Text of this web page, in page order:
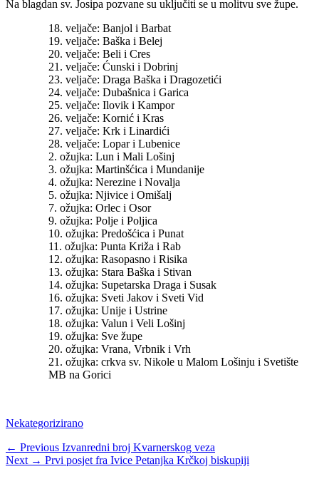
Na blagdan sv. Josipa pozvane su uključiti se u molitvu sve župe.
18. veljače: Banjol i Barbat
19. veljače: Baška i Belej
20. veljače: Beli i Cres
21. veljače: Ćunski i Dobrinj
23. veljače: Draga Baška i Dragozetići
24. veljače: Dubašnica i Garica
25. veljače: Ilovik i Kampor
26. veljače: Kornić i Kras
27. veljače: Krk i Linardići
28. veljače: Lopar i Lubenice
2. ožujka: Lun i Mali Lošinj
3. ožujka: Martinšćica i Mundanije
4. ožujka: Nerezine i Novalja
5. ožujka: Njivice i Omišalj
7. ožujka: Orlec i Osor
9. ožujka: Polje i Poljica
10. ožujka: Predošćica i Punat
11. ožujka: Punta Križa i Rab
12. ožujka: Rasopasno i Risika
13. ožujka: Stara Baška i Stivan
14. ožujka: Supetarska Draga i Susak
16. ožujka: Sveti Jakov i Sveti Vid
17. ožujka: Unije i Ustrine
18. ožujka: Valun i Veli Lošinj
19. ožujka: Sve župe
20. ožujka: Vrana, Vrbnik i Vrh
21. ožujka: crkva sv. Nikole u Malom Lošinju i Svetište
MB na Gorici
Categories
Nekategorizirano
Navigacija
objava
← Previous Previous
post:
Izvanredni broj Kvarnerskog veza
Next → Next
Prvi posjet fra Ivice Petanjka Krčkoj biskupiji